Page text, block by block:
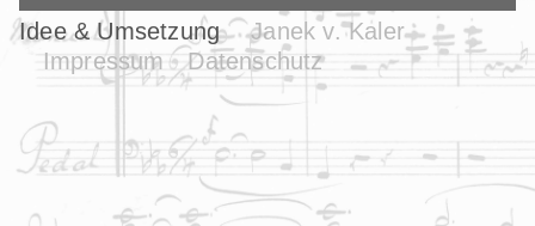
Idee & Umsetzung
Janek v. Kaler
Impressum
Datenschutz